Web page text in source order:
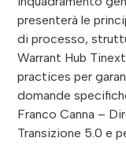
presenterà le
di processo,
Warrant Hub
practices per
domande
Franco Canna –
Transizione 5.0 e